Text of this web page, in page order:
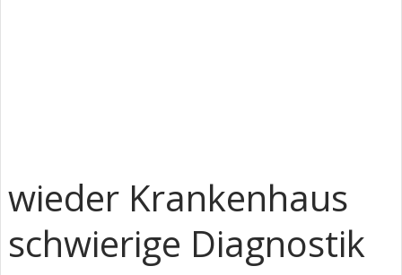
wieder Krankenhaus
schwierige Diagnostik